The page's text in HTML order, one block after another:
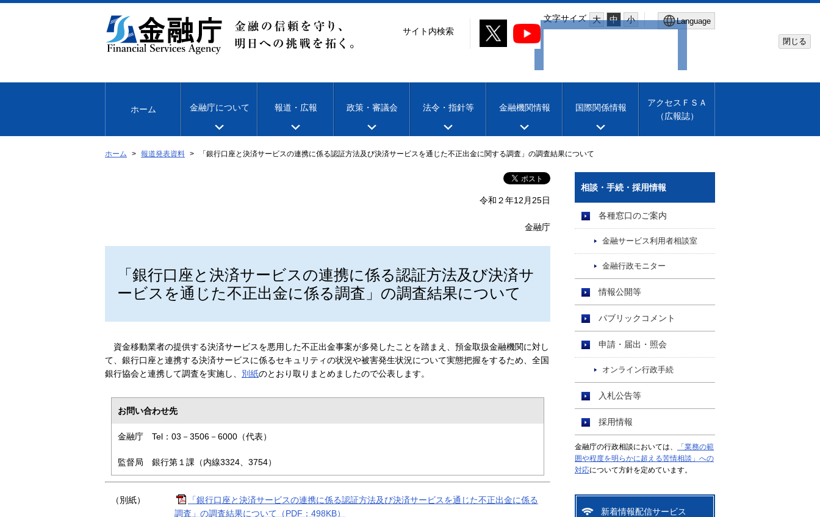
文
移
文字サイズ 大 中 小 Language
Machine translation
閉じる
サイト内検索
ホーム 金融庁について 報道・広報 政策・審議会 法令・指針等 金融機関情報 国際関係情報
アクセスＦＳＡ
（広報誌）
ホーム 報道発表資料 「銀行口座と決済サービスの連携に係る認証方法及び決済サービスを通じた不正出金に関する調査」の調査結果について
令和２年12月25日
金融庁
「銀行口座と決済サービスの連携に係る認証方法及び決済サ
ービスを通じた不正出金に係る調査」の調査結果について
資金移動業者の提供する決済サービスを悪用した不正出金事案が多発したことを踏まえ、預金取扱金融機関に対し
て、銀行口座と連携する決済サービスに係るセキュリティの状況や被害発生状況について実態把握をするため、全国
銀行協会と連携して調査を実施し、 別紙のとおり取りまとめましたので公表します。
お問い合わせ先
金融庁 Tel：03－3506－6000（代表）
監督局 銀行第１課（内線3324、3754）
（別紙）
「銀行口座と決済サービスの連携に係る認証方法及び決済サービスを通じた不正出金に係る
調査」の調査結果について（PDF：498KB）
相談・手続・採用情報
各種窓口のご案内
金融サービス利用者相談室
金融行政モニター
情報公開等
パブリックコメント
申請・届出・照会
オンライン行政手続
入札公告等
採用情報
金融庁の行政相談においては、
「業務の範
囲や程度を明らかに超える苦情相談」への
対応について方針を定めています。
新着情報配信サービス